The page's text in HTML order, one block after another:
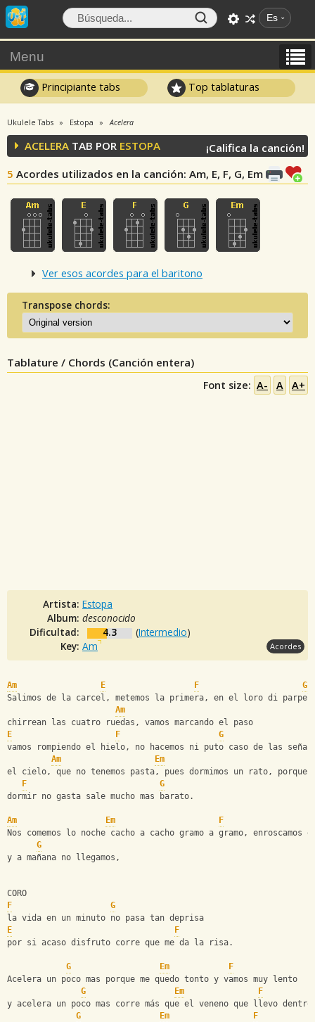
Es
Menu
Principiante tabs Top tablaturas
Ukulele Tabs Estopa Acelera
ACELERA TAB POR ESTOPA
5 Acordes utilizados en la canción: Am, E, F, G, Em
¡Califica la canción!
Ver esos acordes para el baritono
Transpose chords:
Tablature / Chords (Canción entera)
Font size: A- A A+
Artista: Estopa
Album: desconocido
Dificultad:
4.3 (Intermedio)
Key: Am Acordes
Am E F
G
Salimos de la carcel, metemos la primera, en el loro di
Am
chirrean las cuatro ruedas, vamos marcando el paso
E
F
G
vamos rompiendo el hielo, no hacemos ni puto caso de las señas
Am
Em
el cielo, que no tenemos pasta, pues dormimos un rato, porque
F
G
dormir no gasta sale mucho mas barato.
Am Em
F
Nos comemos lo noche cacho a cacho gramo a gramo, enroscamos
G
y a mañana no llegamos,
CORO
F
G
la vida en un minuto no pasa tan deprisa
E
F
por si acaso disfruto corre que me da la risa.
G Em
F
Acelera un poco mas porque me quedo tonto y vamos muy lento
G
Em
F
y acelera un poco mas corre más que el veneno que llevo dentro
G
Em
F